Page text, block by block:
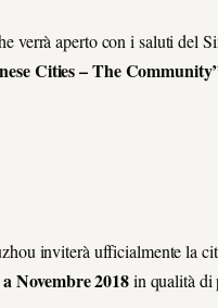
verrà aperto con i saluti del
Cities – The
inviterà ufficialmente la
Novembre 2018in qualità di